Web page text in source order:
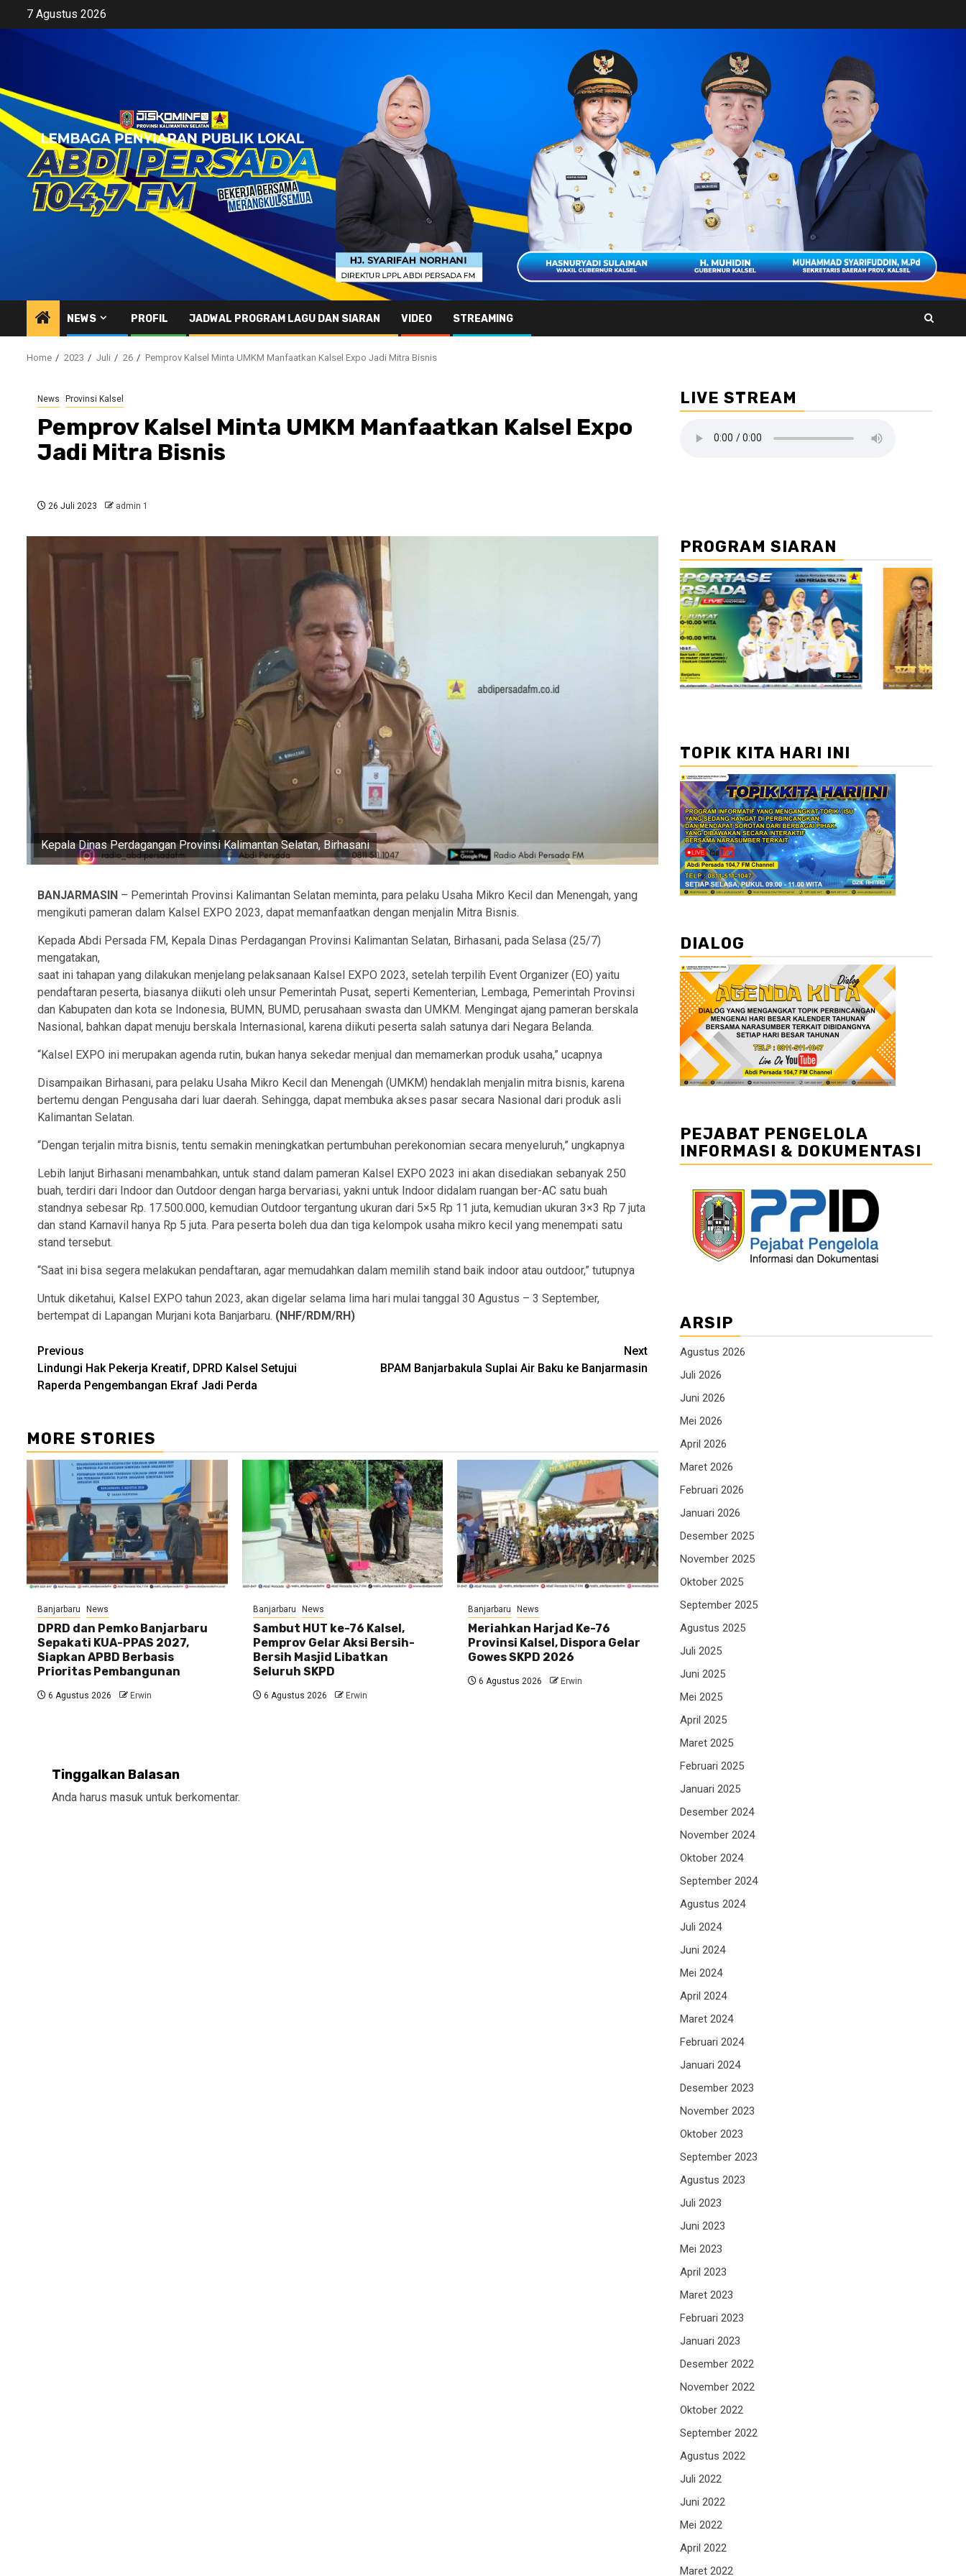
content
7 Agustus 2026
NEWS PROFIL JADWAL PROGRAM LAGU DAN SIARAN VIDEO STREAMING
Home 2023 Juli 26 Pemprov Kalsel Minta UMKM Manfaatkan Kalsel Expo Jadi Mitra Bisnis
News Provinsi Kalsel
Pemprov Kalsel Minta UMKM Manfaatkan Kalsel Expo
Jadi Mitra Bisnis
26 Juli 2023 admin 1
Kepala Dinas Perdagangan Provinsi Kalimantan Selatan, Birhasani
BANJARMASIN – Pemerintah Provinsi Kalimantan Selatan meminta, para pelaku Usaha Mikro Kecil dan Menengah, yang
mengikuti pameran dalam Kalsel EXPO 2023, dapat memanfaatkan dengan menjalin Mitra Bisnis.
Kepada Abdi Persada FM, Kepala Dinas Perdagangan Provinsi Kalimantan Selatan, Birhasani, pada Selasa (25/7)
mengatakan,
saat ini tahapan yang dilakukan menjelang pelaksanaan Kalsel EXPO 2023, setelah terpilih Event Organizer (EO) yaitu
pendaftaran peserta, biasanya diikuti oleh unsur Pemerintah Pusat, seperti Kementerian, Lembaga, Pemerintah Provinsi
dan Kabupaten dan kota se Indonesia, BUMN, BUMD, perusahaan swasta dan UMKM. Mengingat ajang pameran berskala
Nasional, bahkan dapat menuju berskala Internasional, karena diikuti peserta salah satunya dari Negara Belanda.
“Kalsel EXPO ini merupakan agenda rutin, bukan hanya sekedar menjual dan memamerkan produk usaha,” ucapnya
Disampaikan Birhasani, para pelaku Usaha Mikro Kecil dan Menengah (UMKM) hendaklah menjalin mitra bisnis, karena
bertemu dengan Pengusaha dari luar daerah. Sehingga, dapat membuka akses pasar secara Nasional dari produk asli
Kalimantan Selatan.
“Dengan terjalin mitra bisnis, tentu semakin meningkatkan pertumbuhan perekonomian secara menyeluruh,” ungkapnya
Lebih lanjut Birhasani menambahkan, untuk stand dalam pameran Kalsel EXPO 2023 ini akan disediakan sebanyak 250
buah, terdiri dari Indoor dan Outdoor dengan harga bervariasi, yakni untuk Indoor didalam ruangan ber-AC satu buah
standnya sebesar Rp. 17.500.000, kemudian Outdoor tergantung ukuran dari 5×5 Rp 11 juta, kemudian ukuran 3×3 Rp 7 juta
dan stand Karnavil hanya Rp 5 juta. Para peserta boleh dua dan tiga kelompok usaha mikro kecil yang menempati satu
stand tersebut.
“Saat ini bisa segera melakukan pendaftaran, agar memudahkan dalam memilih stand baik indoor atau outdoor,” tutupnya
Untuk diketahui, Kalsel EXPO tahun 2023, akan digelar selama lima hari mulai tanggal 30 Agustus – 3 September,
bertempat di Lapangan Murjani kota Banjarbaru. (NHF/RDM/RH)
Continue
Reading
Previous
Lindungi Hak Pekerja Kreatif, DPRD Kalsel Setujui
Raperda Pengembangan Ekraf Jadi Perda
Next
BPAM Banjarbakula Suplai Air Baku ke Banjarmasin
MORE STORIES
Banjarbaru News
DPRD dan Pemko Banjarbaru
Sepakati KUA-PPAS 2027,
Siapkan APBD Berbasis
Prioritas Pembangunan
6 Agustus 2026 Erwin
Banjarbaru News
Sambut HUT ke-76 Kalsel,
Pemprov Gelar Aksi Bersih-
Bersih Masjid Libatkan
Seluruh SKPD
6 Agustus 2026 Erwin
Banjarbaru News
Meriahkan Harjad Ke-76
Provinsi Kalsel, Dispora Gelar
Gowes SKPD 2026
6 Agustus 2026 Erwin
Tinggalkan Balasan
Anda harus masuk untuk berkomentar.
LIVE STREAM
PROGRAM SIARAN
//2
TOPIK KITA HARI INI
DIALOG
PEJABAT PENGELOLA
INFORMASI & DOKUMENTASI
ARSIP
Agustus 2026
Juli 2026
Juni 2026
Mei 2026
April 2026
Maret 2026
Februari 2026
Januari 2026
Desember 2025
November 2025
Oktober 2025
September 2025
Agustus 2025
Juli 2025
Juni 2025
Mei 2025
April 2025
Maret 2025
Februari 2025
Januari 2025
Desember 2024
November 2024
Oktober 2024
September 2024
Agustus 2024
Juli 2024
Juni 2024
Mei 2024
April 2024
Maret 2024
Februari 2024
Januari 2024
Desember 2023
November 2023
Oktober 2023
September 2023
Agustus 2023
Juli 2023
Juni 2023
Mei 2023
April 2023
Maret 2023
Februari 2023
Januari 2023
Desember 2022
November 2022
Oktober 2022
September 2022
Agustus 2022
Juli 2022
Juni 2022
Mei 2022
April 2022
Maret 2022